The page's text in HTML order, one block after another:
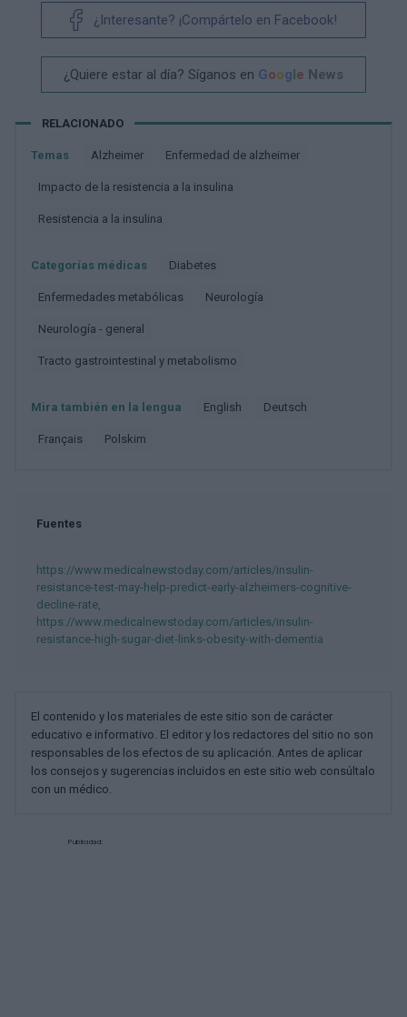
¿Interesante? ¡Compártelo en Facebook!
¿Quiere estar al día? Síganos en Google News
RELACIONADO
Temas Alzheimer Enfermedad de alzheimer
Impacto de la resistencia a la insulina
Resistencia a la insulina
Categorías médicas Diabetes
Enfermedades metabólicas Neurología
Neurología - general
Tracto gastrointestinal y metabolismo
Mira también en la lengua english deutsch
français polskim
Fuentes
https://www.medicalnewstoday.com/articles/insulin-
resistance-test-may-help-predict-early-alzheimers-cognitive-
decline-rate,
https://www.medicalnewstoday.com/articles/insulin-
resistance-high-sugar-diet-links-obesity-with-dementia
El contenido y los materiales de este sitio son de carácter
educativo e informativo. El editor y los redactores del sitio no son
responsables de los efectos de su aplicación. Antes de aplicar
los consejos y sugerencias incluidos en este sitio web consúltalo
con un médico.
Publicidad: